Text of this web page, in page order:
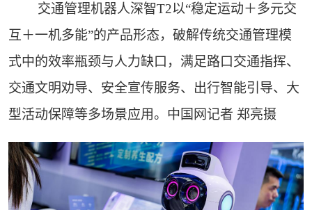
交通管理机器人深智T2以“稳定运动＋多元交
互＋一机多能”的产品形态，破解传统交通管理模
式中的效率瓶颈与人力缺口，满足路口交通指挥、
交通文明劝导、安全宣传服务、出行智能引导、大
型活动保障等多场景应用。中国网记者 郑亮摄